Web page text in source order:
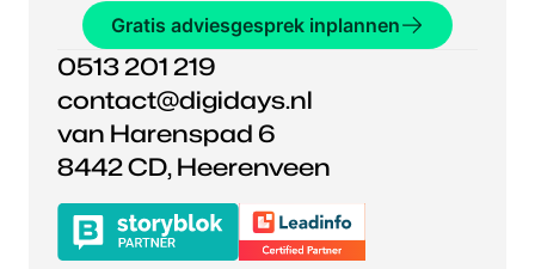
0513 201 219
contact@digidays.nl
van Harenspad 6
8442 CD, Heerenveen
Gratis adviesgesprek inplannen